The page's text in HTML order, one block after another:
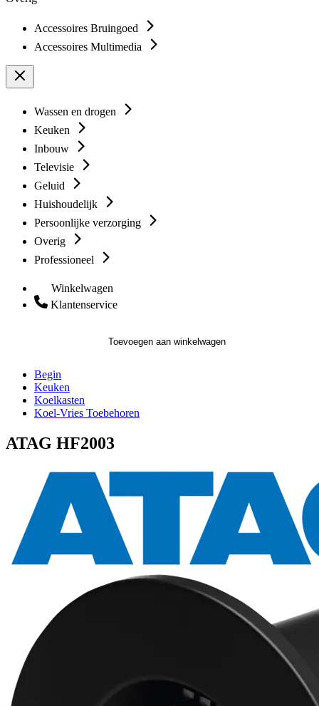
Accessoires Bruingoed
Accessoires Multimedia
Wassen en drogen
Keuken
Inbouw
Televisie
Geluid
Huishoudelijk
Persoonlijke verzorging
Overig
Professioneel
Winkelwagen
Klantenservice
Toevoegen aan winkelwagen
Begin
Keuken
Koelkasten
Koel-Vries Toebehoren
ATAG HF2003